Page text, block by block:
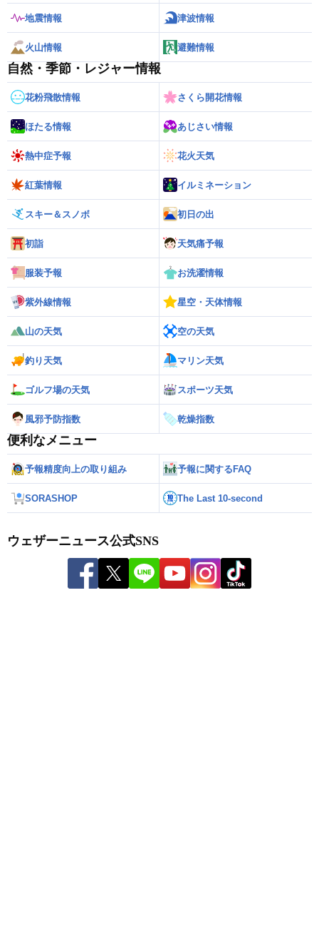
地震情報 津波情報
火山情報 避難情報
自然・季節・レジャー情報
花粉飛散情報 さくら開花情報
ほたる情報 あじさい情報
熱中症予報 花火天気
紅葉情報 イルミネーション
スキー＆スノボ 初日の出
初詣 天気痛予報
服装予報 お洗濯情報
紫外線情報 星空・天体情報
山の天気 空の天気
釣り天気 マリン天気
ゴルフ場の天気 スポーツ天気
風邪予防指数 乾燥指数
便利なメニュー
予報精度向上の取り組み 予報に関するFAQ
SORASHOP The Last 10-second
ウェザーニュース公式SNS